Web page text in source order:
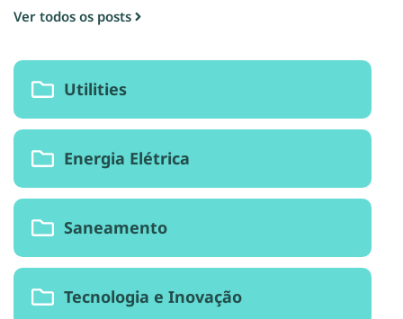
Ver todos os posts
Utilities
Energia Elétrica
Saneamento
Tecnologia e Inovação